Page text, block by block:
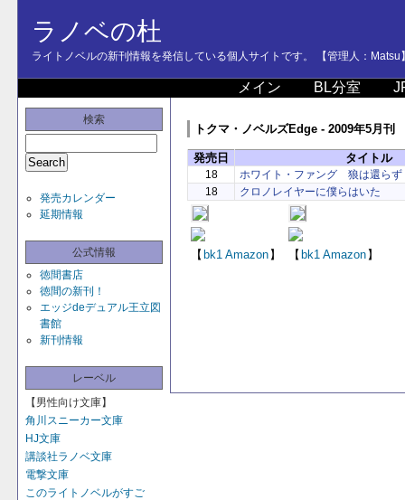
ラノベの杜
ライトノベルの新刊情報を発信している個人サイトです。 【管理人：Matsu
メイン BL分室
検索
発売カレンダー
延期情報
公式情報
徳間書店
徳間の新刊！
エッジdeデュアル王立図
書館
新刊情報
レーベル
【男性向け文庫】
角川スニーカー文庫
HJ文庫
講談社ラノベ文庫
電撃文庫
このライトノベルがすご
トクマ・ノベルズEdge - 2009年5月刊
発売日 タイトル
18
ホワイト・ファング 狼は還らず
18
クロノレイヤーに僕らはいた
【 bk1 Amazon 】 【 bk1 Amazon 】